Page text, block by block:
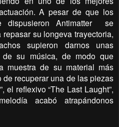
A pesar de que los
Antimatter
se
su longeva trayectoria,
supieron darnos unas
de su música, de modo que
muestra de su material más
recuperar una de las piezas
el reflexivo “The Last Laught”,
acabó atrapándonos